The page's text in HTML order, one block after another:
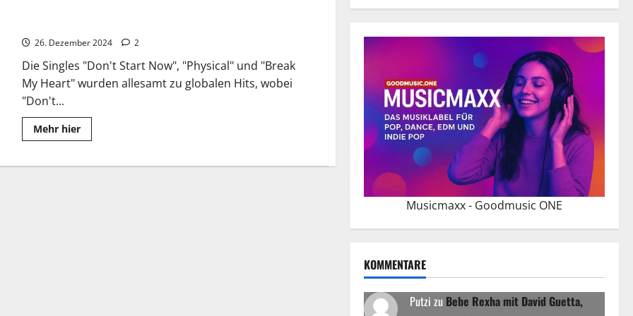
26. Dezember 2024 2
Die Singles "Don't Start Now", "Physical" und "Break
My Heart" wurden allesamt zu globalen Hits, wobei
"Don't...
Mehr hierRead
more
Lipa:
Musicmaxx - Goodmusic ONE
KOMMENTARE
Putzi zu Bebe Rexha mit David Guetta,